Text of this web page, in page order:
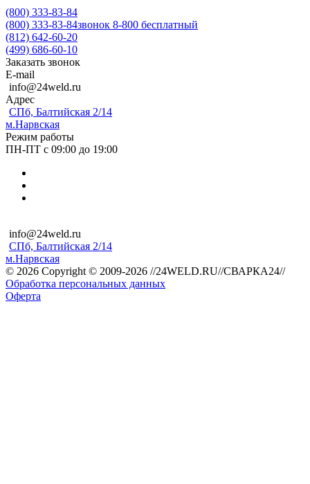
(800) 333-83-84
(800) 333-83-84звонок 8-800 бесплатный
(812) 642-60-20
(499) 686-60-10
Заказать звонок
E-mail
info@24weld.ru
Адрес
СПб, Балтийская 2/14
м.Нарвская
Режим работы
ПН-ПТ с 09:00 до 19:00
info@24weld.ru
СПб, Балтийская 2/14
м.Нарвская
© 2026 Copyright © 2009-2026 //24WELD.RU//СВАРКА24//
Обработка персональных данных
Оферта